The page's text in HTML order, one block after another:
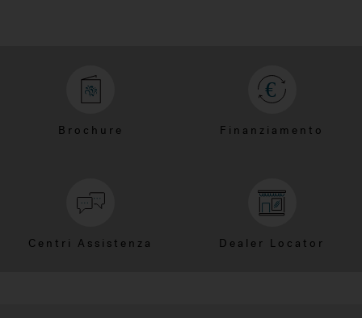
Brochure Finanziamento
Centri Assistenza Dealer Locator